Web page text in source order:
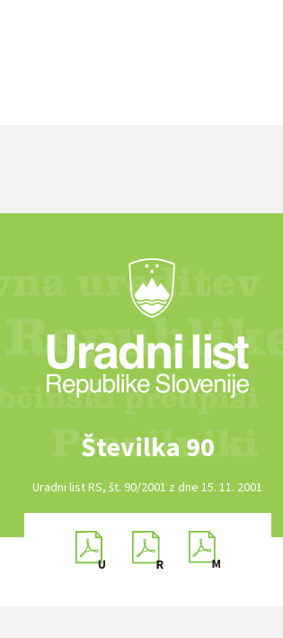
Številka 90
Uradni list RS, št. 90/2001 z dne 15. 11. 2001